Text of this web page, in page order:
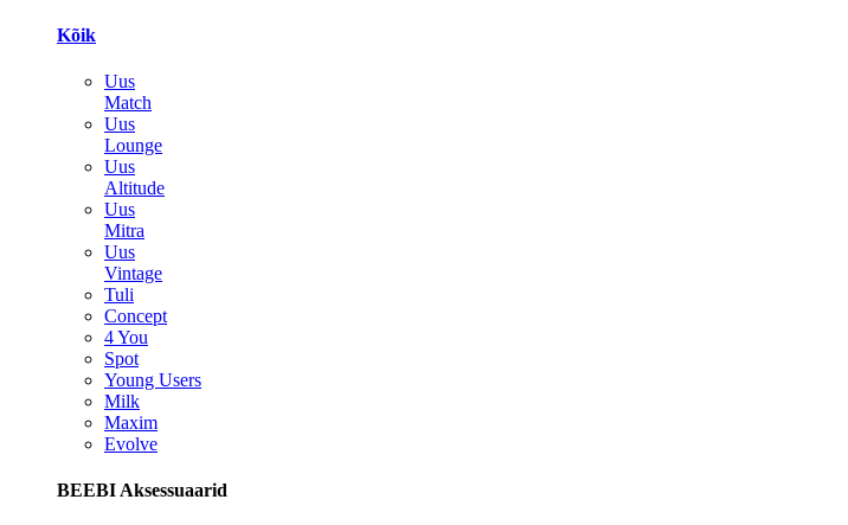
Kõik
Uus
Match
Uus
Lounge
Uus
Altitude
Uus
Mitra
Uus
Vintage
Tuli
Concept
4 You
Spot
Young Users
Milk
Maxim
Evolve
BEEBI Aksessuaarid